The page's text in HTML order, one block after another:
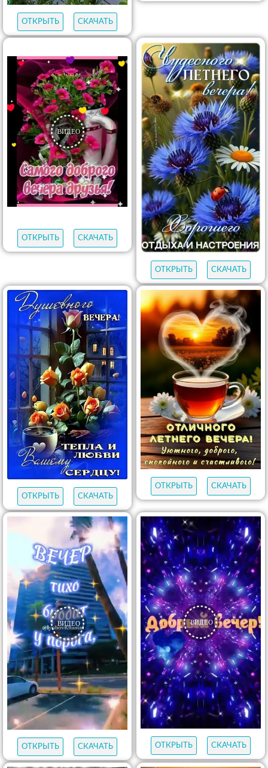
ОТКРЫТЬ СКАЧАТЬ
ОТКРЫТЬ СКАЧАТЬ
ОТКРЫТЬ СКАЧАТЬ
ОТКРЫТЬ СКАЧАТЬ
ОТКРЫТЬ СКАЧАТЬ
ОТКРЫТЬ СКАЧАТЬ ОТКРЫТЬ СКАЧАТЬ